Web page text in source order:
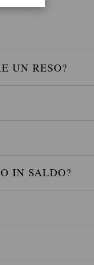
UN RESO?
IN SALDO?